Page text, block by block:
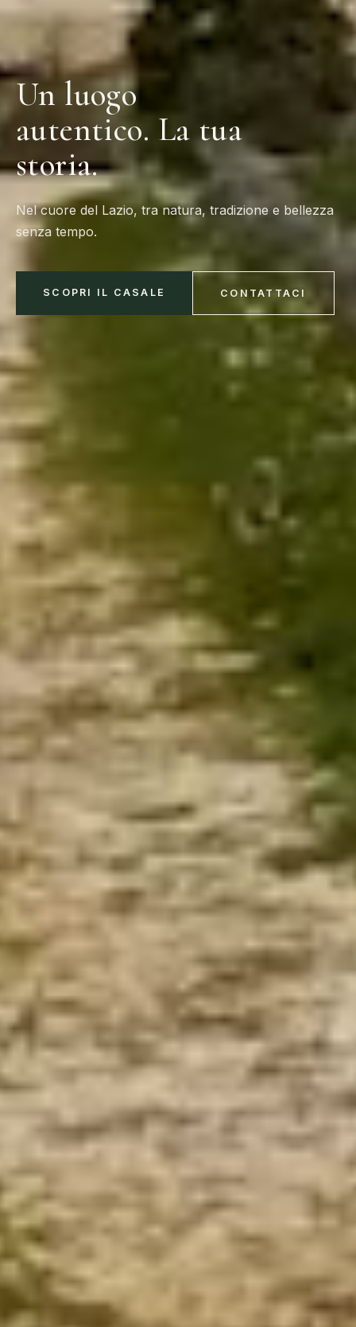
Un luogo
autentico. La tua
storia.
Nel cuore del Lazio, tra natura, tradizione e bellezza
senza tempo.
SCOPRI IL CASALE CONTATTACI